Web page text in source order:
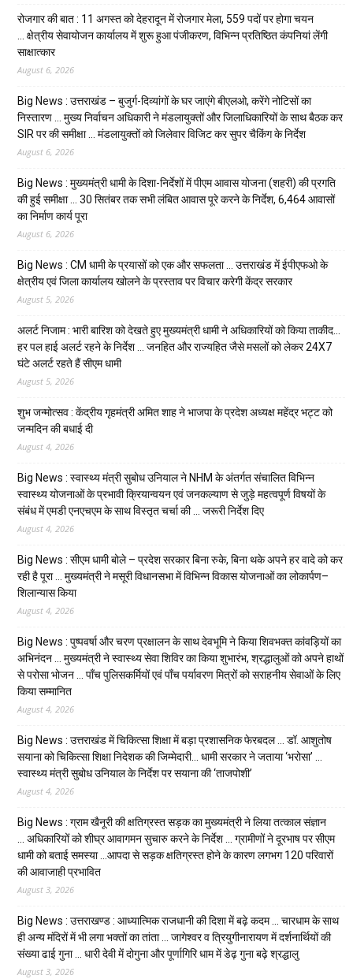
रोजगार की बात : 11 अगस्त को देहरादून में रोजगार मेला, 559 पदों पर होगा चयन
… क्षेत्रीय सेवायोजन कार्यालय में शुरू हुआ पंजीकरण, विभिन्न प्रतिष्ठित कंपनियां लेंगी
साक्षात्कार
August 6, 2026
Big News : उत्तराखंड – बुजुर्ग-दिव्यांगों के घर जाएंगे बीएलओ, करेंगे नोटिसों का
निस्तारण … मुख्य निर्वाचन अधिकारी ने मंडलायुक्तों और जिलाधिकारियों के साथ बैठक कर
SIR पर की समीक्षा … मंडलायुक्तों को जिलेवार विजिट कर सुपर चैकिंग के निर्देश
August 6, 2026
Big News : मुख्यमंत्री धामी के दिशा-निर्देशों में पीएम आवास योजना (शहरी) की प्रगति
की हुई समीक्षा … 30 सितंबर तक सभी लंबित आवास पूरे करने के निर्देश, 6,464 आवासों
का निर्माण कार्य पूरा
August 6, 2026
Big News : CM धामी के प्रयासों को एक और सफलता … उत्तराखंड में ईपीएफओ के
क्षेत्रीय एवं जिला कार्यालय खोलने के प्रस्ताव पर विचार करेगी केंद्र सरकार
August 5, 2026
अलर्ट निजाम : भारी बारिश को देखते हुए मुख्यमंत्री धामी ने अधिकारियों को किया ताकीद…
हर पल हाई अलर्ट रहने के निर्देश … जनहित और राज्यहित जैसे मसलों को लेकर 24X7
घंटे अलर्ट रहते हैं सीएम धामी
August 5, 2026
शुभ जन्मोत्सव : केंद्रीय गृहमंत्री अमित शाह ने भाजपा के प्रदेश अध्यक्ष महेंद्र भट्ट को
जन्मदिन की बधाई दी
August 4, 2026
Big News : स्वास्थ्य मंत्री सुबोध उनियाल ने NHM के अंतर्गत संचालित विभिन्न
स्वास्थ्य योजनाओं के प्रभावी क्रियान्वयन एवं जनकल्याण से जुड़े महत्वपूर्ण विषयों के
संबंध में एमडी एनएचएम के साथ विस्तृत चर्चा की … जरूरी निर्देश दिए
August 4, 2026
Big News : सीएम धामी बोले – प्रदेश सरकार बिना रुके, बिना थके अपने हर वादे को कर
रही है पूरा … मुख्यमंत्री ने मसूरी विधानसभा में विभिन्न विकास योजनाओं का लोकार्पण–
शिलान्यास किया
August 4, 2026
Big News : पुष्पवर्षा और चरण प्रक्षालन के साथ देवभूमि ने किया शिवभक्त कांवड़ियों का
अभिनंदन … मुख्यमंत्री ने स्वास्थ्य सेवा शिविर का किया शुभारंभ, श्रद्धालुओं को अपने हाथों
से परोसा भोजन … पाँच पुलिसकर्मियों एवं पाँच पर्यावरण मित्रों को सराहनीय सेवाओं के लिए
किया सम्मानित
August 4, 2026
Big News : उत्तराखंड में चिकित्सा शिक्षा में बड़ा प्रशासनिक फेरबदल … डॉ. आशुतोष
सयाना को चिकित्सा शिक्षा निदेशक की जिम्मेदारी… धामी सरकार ने जताया ‘भरोसा’ …
स्वास्थ्य मंत्री सुबोध उनियाल के निर्देश पर सयाना की ‘ताजपोशी’
August 4, 2026
Big News : ग्राम खैनूरी की क्षतिग्रस्त सड़क का मुख्यमंत्री ने लिया तत्काल संज्ञान
… अधिकारियों को शीघ्र आवागमन सुचारु करने के निर्देश … ग्रामीणों ने दूरभाष पर सीएम
धामी को बताई समस्या …आपदा से सड़क क्षतिग्रस्त होने के कारण लगभग 120 परिवारों
की आवाजाही प्रभावित
August 3, 2026
Big News : उत्तराखण्ड : आध्यात्मिक राजधानी की दिशा में बढ़े कदम … चारधाम के साथ
ही अन्य मंदिरों में भी लगा भक्तों का तांता … जागेश्वर व त्रियुगीनारायण में दर्शनार्थियों की
संख्या ढाई गुना … धारी देवी में दोगुना और पूर्णागिरि धाम में डेढ़ गुना बढ़े श्रद्धालु
August 3, 2026